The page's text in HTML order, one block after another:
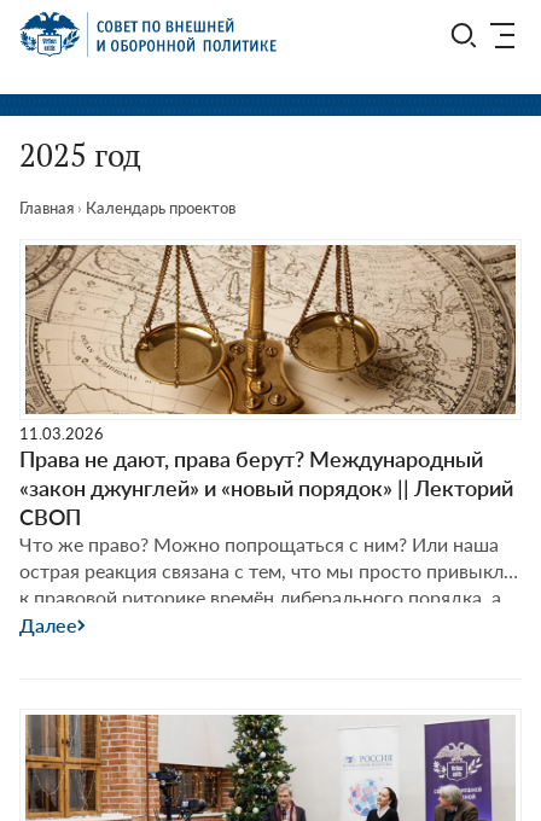
Перейти
СВОП
2025 год
Главная › Календарь проектов
11.03.2026
Права не дают, права берут? Международный
«закон джунглей» и «новый порядок» || Лекторий
СВОП
Что же право? Можно попрощаться с ним? Или наша
острая реакция связана с тем, что мы просто привыкли
к правовой риторике времён либерального порядка, а
на самом деле это была не более чем завеса? Или,
не
дают,
права
берут?
Далее